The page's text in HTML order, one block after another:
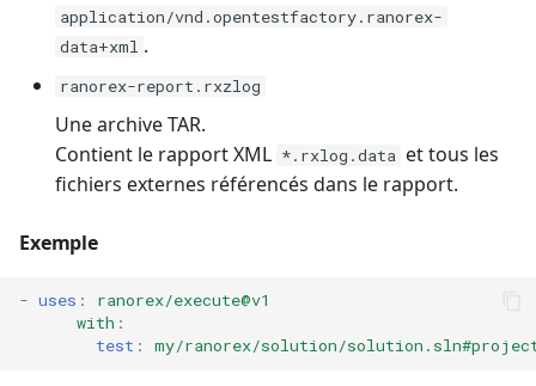
application/vnd.opentestfactory.ranorex-
data+xml .
ranorex-report.rxzlog
Une archive TAR.
Contient le rapport XML *.rxlog.data et tous les
fichiers externes référencés dans le rapport.
Exemple
- uses :
ranorex/execute@v1
with :
test : my/ranorex/solution/